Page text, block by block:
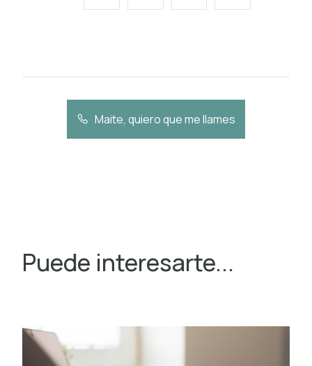
Maite, quiero que me llames
Puede interesarte...